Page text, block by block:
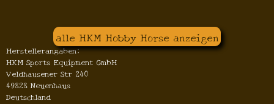
alle HKM Hobby Horse anzeigen
Herstellerangaben:
HKM Sports Equipment GmbH
Veldhausener Str 240
49828 Neuenhaus
Deutschland